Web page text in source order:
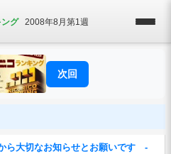
グ 2008年8月第1週
次回
ら大切なお知らせとお願いです -